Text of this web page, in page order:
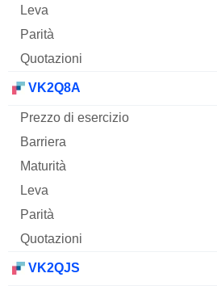
VK2Q8A
VK2QJS